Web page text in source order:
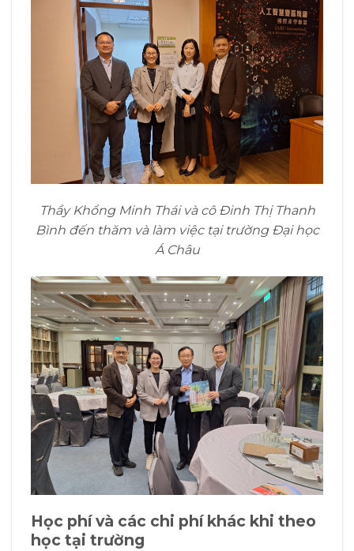
Thầy Khổng Minh Thái và cô Đinh Thị Thanh
Bình đến thăm và làm việc tại trường Đại học
Á Châu
Học phí và các chi phí khác khi theo
học tại trường